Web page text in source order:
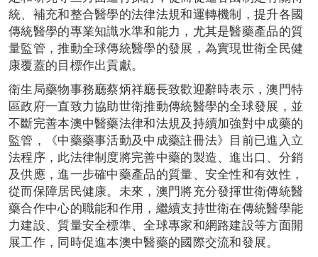
統、補充和整合醫學的法律法規和運轉機制，提升各國
傳統醫學的專業知識水準和能力，尤其是醫藥產品的質
量監管，推動全球傳統醫學的發展，為實現世衛全民健
康覆蓋的目標作出貢獻。
衛生局藥物事務廳蔡炳祥廳長致歡迎辭時表示，澳門特
區政府一直致力協助世衛推動傳統醫學的全球發展，並
不斷完善本澳中醫藥法律和法規及持續加強對中成藥的
監管，《中藥藥事活動及中成藥註冊法》目前已進入立
法程序，此法律制度將完善中藥的製造、進出口、分銷
及供應，進一步確中藥產品的質量、安全性和有效性，
從而保障居民健康。未來，澳門將充分發揮世衛傳統醫
藥合作中心的職能和作用，繼續支持世衛在傳統醫學能
力建設、質量安全標準、全球專家和網路建設等方面開
展工作，同時促進本澳中醫藥的國際交流和發展。